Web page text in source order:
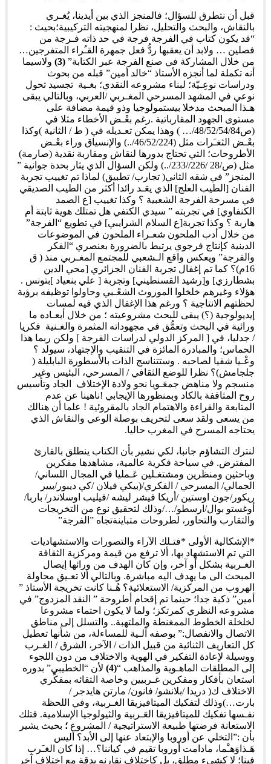
قبل أن نتطرق للسؤال؛ فالمنجز الذي بين أيدينا، يُغـري
بالنقاش، والبحث والتحليل، نظرا لمنهجيته التركيبية؛بحيث :
“قد يكون كتاب في الفرجة فرجة في حد ذاته فـرجة من
فصلين … ولابد أن يعقبها ردُّ فعل جمهرة القـُراء المتفرجين…
من خلال المشاركة في صنع الفرجة عبر الكتابة” (3)
ولاسيما
أنه تكملة لما أنجزه الأستاذ “خالد أمين” قبله من بحوث
ودراسات نوعِـيّة؛ لبناء مشروعه النقدي؛ بغـية تجسيد تحول
نوعي في المشهد المسرحي المغـربي /العربي، وبالتالي يبقى
هـذا المبحث مدخلا بيستمولوجيا وذو قيمة مضافة على
مستوى الجهود المقارباتية .رغم بعْـض الأخطاء مثلا في
(ص48/52/54/84/… ) وهذا يمكن تعـديله في ( ط / الثانية )وكذا
بعْـض الثغـَرات مثل (46/52/224/..) والإنسياق وراء بعْـض
الأطروحات؛ التي تحتاج بدورها لنقاش ومقاربة نقدية (صارمة)
مثل (ص/28 /226//233/..) ولكن السؤال الذي يثار بحدة جوانية ”
المنجز” في شقه الثاني( تجارب/ تطبيق) لماذا تم تغييب تجربة
الفنان [الطيب العلج] الذي يعَـد رائدا أكثر من الطيب الصديقي
في مسرحة الفرجة الشعبية ؟ وكذا تغييب [ع الصمد
الكنفاوي] في تجربته ” سيدي الكتفي هل تمتلك هوية ثابتة أم
هاربة ؟ وكذا تجربة[ع السلام الشرايبي] في تطويع “الفرجة”
من خلال أدب الملحون شعـراء الملحون في الموضوعات
الدينية كإنتاج فرجوي يرتبط بالضرورة بعنصري “الفكر
والفرجة” ويعكس واقع الـشعبي للمجتمع المغـربي منذ ( ق
16م)؟ كما تم إغفال تجربة الفنان الجزائري [محي الدين
بشطارزي] و[رشيد القسنطيني] وتجربة [ علي بنعياد ]بتونس .
هؤلاء وغيرهم خلخلوا الموروث الشعْـبي وحاولوا توظيفه برؤية
لحظتهم الانتاجية ؟ ورغم هذا الإغفال الذي فيه لمسات
إيديولوجية (؟) يبقى للبحث مشروعيته ؛ من خلال أبعـاده ما
ورائية في البحث وتعمُّق في مجهوداته المثمرة والغـنية فكريا
/ جدليا، في [ المركز الدولي لدراسات الفرجة ] ولكن ربما هذا
الحماس؛ والمبادرة المائزة في التنقيب والإجتهاد، سيولد ؟
وعْـيا شقيا لصاحبه . وستتناسج الذات بالأسطورة البابليلة (
جلجامش)؟ نظرا للوضع الثقافي / المسرحي، البئيس وغير
منسجم ولا مناهض جمعَـويا نحو ولادة الإختلاف الجاد وتأسيس
روح المثاقفة بالكاد وبمنظورها الإيجابي !ناهينا عن عدم
المتابعة والقراءة والاهتمام الجاد بالمقروئية ! علما أن هنالك
من يسعى ولقد سعى لتحريف بوصلة الوعي والنقاش الذي
يحتاجه المسرح في المغرب حاليا.
لنترك التشاؤم جانبا، لكي نشير بأن الكتاب ينطلق بالقارئ
المفترض. في سياحة فكرية عالمية، مشاهدها مفكرين
وباحثين ومنظرين ومشتغـلين عَـمليا في المجال اللساني/
الجمالي/ المسرحي / الفكري/(بيكي فيلان /كي ديبور/بيير
ريكور/جون اوستين /أريكا فيشر ليشه /فيليب اوسلاندر/ باربا/
أوغستو بوال/ارسطو/…/وذلك لتحقيق نوع من التخريجات
والتقارب والتحاور، لطروحات متباينةتجاه ”الفرجة”
*الإشكالية الأولى *فتـلك الآراء والتصورات والاستشهاديات
التي تم الاستشهاد بها، ألا ترفع من قيمة ومركزية الثقافة
الغـربية بشكل أو آخر، وإن كان الهدف من ورائها إيصال
المبحث الى ما يهدف اليه مباشرة. وبالتالي ألا تعـيق محاولة
الهروب من المركزية/ الاستعلائية؟ هُـنا كانت تخريجة الأستاذ ”
أمين” ذكية جدا؛ حينما تم إقحام أطروحة ” النقد المزدوج” في
مشروعه النظري كمرتكز؛ ولما لا يكون احتماء مشروعا
لخلخلة الخطوط الممغنطة والملتهبة.. والتسلل إلى مناطق
الاتصال والانفصال:” بوصفه آلـية للمساءلة، من شأنها تعطيل
كل التعاريف الثنائية من قبيل الذات / الآخر، الشرق / الغـرب
ووسيلة لإعادة التفكير في الهوية والاختلاف من دون اللجوء
إلى المطلقات الماهـوية والمذاهب “(4)
لأن “الخطيبي” بدوره
استعان بأفكار ومفكرين غـربيين وخاصة التقائه بمفكِّري
الاختلاف ك( دريدا /بلانشو/ فانون/ مارتن هايدجر /
بارت…)وذلك لتفكيك الميتافيزيقا الغـربية، وفي اللحظة
نفـسها تفكيك للميتافيزيقا العَـربية والثيولوجيا الإسلامية. فتلك
الاستعانة فرضتها طبيعة الاستراتيجية / المشروع ؛ بحيث يشير
بأن :”التخلي عن أوروبا والإبتعاد عنها إلى الأبد؟ أليس
هَـذاوَهـْما، مادامت أوروبا تقيم في كياننا؟… إذا كان الغـَرب
فينا؛ لا كشيء مطلق، بل كاختلاف نقارنه بدقة مع اختلاف آخر